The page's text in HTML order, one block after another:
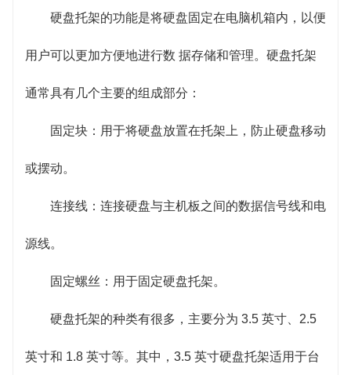
硬盘托架的功能是将硬盘固定在电脑机箱内，以便
用户可以更加方便地进行数 据存储和管理。硬盘托架
通常具有几个主要的组成部分：
固定块：用于将硬盘放置在托架上，防止硬盘移动
或摆动。
连接线：连接硬盘与主机板之间的数据信号线和电
源线。
固定螺丝：用于固定硬盘托架。
硬盘托架的种类有很多，主要分为 3.5 英寸、2.5
英寸和 1.8 英寸等。其中，3.5 英寸硬盘托架适用于台